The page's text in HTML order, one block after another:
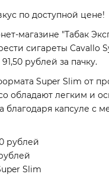
по доступной цене!
магазине "Табак
сигареты Cavallo
рублей за пачку.
Super Slim от
обладают легким и
благодаря капсуле с
рублей
Slim